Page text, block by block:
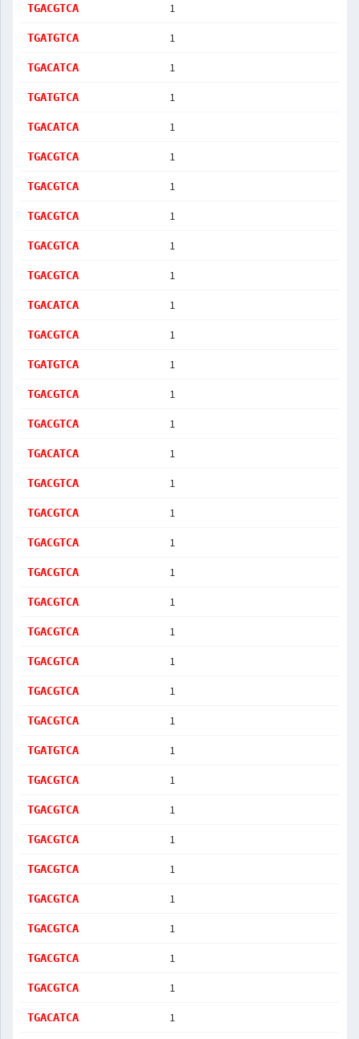
TGACGTCA 1
TGATGTCA 1
TGACATCA 1
TGATGTCA 1
TGACATCA 1
TGACGTCA 1
TGACGTCA 1
TGACGTCA 1
TGACGTCA 1
TGACGTCA 1
TGACATCA 1
TGACGTCA 1
TGATGTCA 1
TGACGTCA 1
TGACGTCA 1
TGACATCA 1
TGACGTCA 1
TGACGTCA 1
TGACGTCA 1
TGACGTCA 1
TGACGTCA 1
TGACGTCA 1
TGACGTCA 1
TGACGTCA 1
TGACGTCA 1
TGATGTCA 1
TGACGTCA 1
TGACGTCA 1
TGACGTCA 1
TGACGTCA 1
TGACGTCA 1
TGACGTCA 1
TGACGTCA 1
TGACGTCA 1
TGACATCA 1